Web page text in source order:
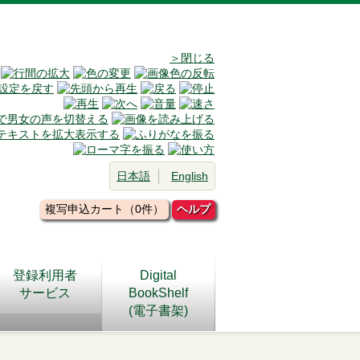
＞閉じる
日本語 English
複写申込カート（0件） ヘルプ
登録利用者
サービス
Digital
BookShelf
(電子書架)